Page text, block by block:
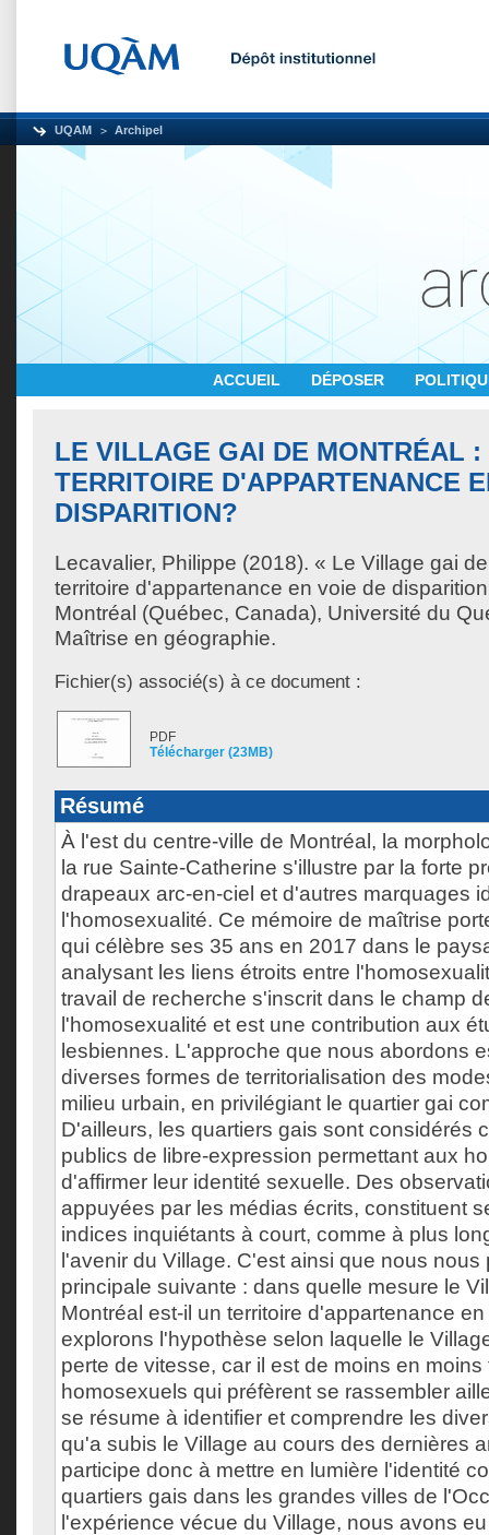
UQAM Archipel
ACCUEIL DÉPOSER
LE VILLAGE GAI DE MONTRÉAL :
TERRITOIRE D'APPARTENANCE
DISPARITION?
Lecavalier, Philippe (2018). « Le Village gai
territoire d'appartenance en voie de
Montréal (Québec, Canada), Université du
Maîtrise en géographie.
Fichier(s) associé(s) à ce document :
PDF
Télécharger (23MB)
Résumé
À l'est du centre-ville de Montréal, la
la rue Sainte-Catherine s'illustre par la forte
drapeaux arc-en-ciel et d'autres marquages
l'homosexualité. Ce mémoire de maîtrise
qui célèbre ses 35 ans en 2017 dans le
analysant les liens étroits entre
travail de recherche s'inscrit dans le champ
l'homosexualité et est une contribution aux
lesbiennes. L'approche que nous abordons
diverses formes de territorialisation des
milieu urbain, en privilégiant le quartier gai
D'ailleurs, les quartiers gais sont considérés
publics de libre-expression permettant aux
d'affirmer leur identité sexuelle. Des
appuyées par les médias écrits, constituent
indices inquiétants à court, comme à plus
l'avenir du Village. C'est ainsi que nous
principale suivante : dans quelle mesure le
Montréal est-il un territoire d'appartenance
explorons l'hypothèse selon laquelle le
perte de vitesse, car il est de moins en
homosexuels qui préfèrent se rassembler
se résume à identifier et comprendre les
qu'a subis le Village au cours des dernières
participe donc à mettre en lumière l'identité
quartiers gais dans les grandes villes de
l'expérience vécue du Village, nous avons